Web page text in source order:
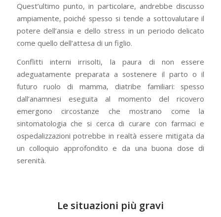
Quest’ultimo punto, in particolare, andrebbe discusso
ampiamente, poiché spesso si tende a sottovalutare il
potere dell’ansia e dello stress in un periodo delicato
come quello dell’attesa di un figlio.
Conflitti interni irrisolti, la paura di non essere
adeguatamente preparata a sostenere il parto o il
futuro ruolo di mamma, diatribe familiari: spesso
dall’anamnesi eseguita al momento del ricovero
emergono circostanze che mostrano come la
sintomatologia che si cerca di curare con farmaci e
ospedalizzazioni potrebbe in realtà essere mitigata da
un colloquio approfondito e da una buona dose di
serenità.
Le situazioni più gravi